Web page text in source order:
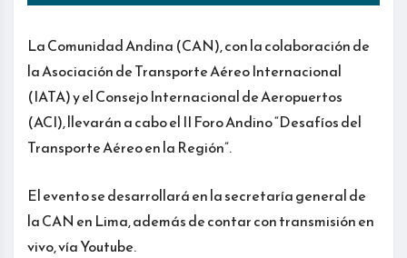
La Comunidad Andina (CAN), con la colaboración de
la Asociación de Transporte Aéreo Internacional
(IATA) y el Consejo Internacional de Aeropuertos
(ACI), llevarán a cabo el II Foro Andino “Desafíos del
Transporte Aéreo en la Región”.
El evento se desarrollará en la secretaría general de
la CAN en Lima, además de contar con transmisión en
vivo, vía Youtube.